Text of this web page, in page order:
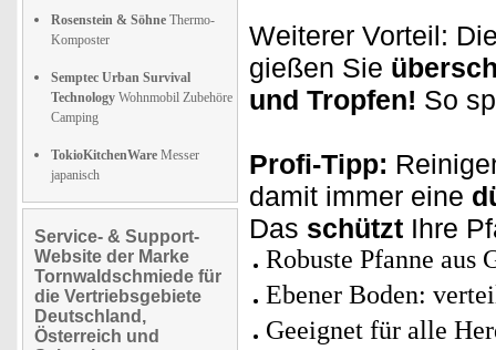
Rosenstein & Söhne Thermo-
Komposter
Semptec Urban Survival
Technology Wohnmobil Zubehöre
Camping
TokioKitchenWare Messer
japanisch
Service- & Support-
Website der Marke
Tornwaldschmiede für
die Vertriebsgebiete
Deutschland,
Österreich und
Weiterer Vorteil:
gießen Sie
und Tropfen! So
Profi-Tipp:
damit immer eine
Das schützt Ihre
Robuste Pfanne aus
Ebener Boden:
Geeignet für alle